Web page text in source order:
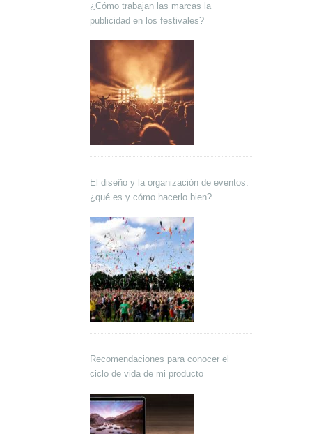
¿Cómo trabajan las marcas la
publicidad en los festivales?
El diseño y la organización de eventos:
¿qué es y cómo hacerlo bien?
Recomendaciones para conocer el
ciclo de vida de mi producto